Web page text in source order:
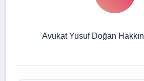
Avukat Yusuf Doğan